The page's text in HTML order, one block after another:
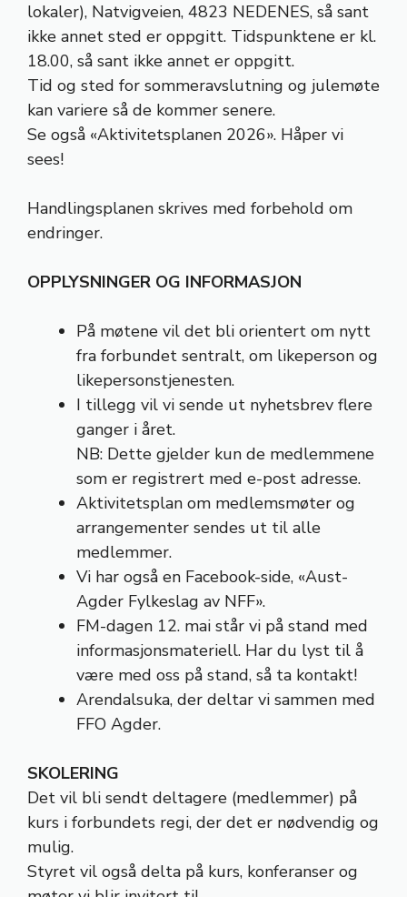
lokaler), Natvigveien, 4823 NEDENES, så sant
ikke annet sted er oppgitt. Tidspunktene er kl.
18.00, så sant ikke annet er oppgitt.
Tid og sted for sommeravslutning og julemøte
kan variere så de kommer senere.
Se også «Aktivitetsplanen 2026». Håper vi
sees!
Handlingsplanen skrives med forbehold om
endringer.
OPPLYSNINGER OG INFORMASJON
På møtene vil det bli orientert om nytt
fra forbundet sentralt, om likeperson og
likepersonstjenesten.
I tillegg vil vi sende ut nyhetsbrev flere
ganger i året.
NB: Dette gjelder kun de medlemmene
som er registrert med e-post adresse.
Aktivitetsplan om medlemsmøter og
arrangementer sendes ut til alle
medlemmer.
Vi har også en Facebook-side, «Aust-
Agder Fylkeslag av NFF».
FM-dagen 12. mai står vi på stand med
informasjonsmateriell. Har du lyst til å
være med oss på stand, så ta kontakt!
Arendalsuka, der deltar vi sammen med
FFO Agder.
SKOLERING
Det vil bli sendt deltagere (medlemmer) på
kurs i forbundets regi, der det er nødvendig og
mulig.
Styret vil også delta på kurs, konferanser og